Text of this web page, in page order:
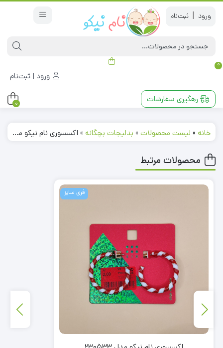
|
0
ورود | ثبت‌نام
رهگیری سفارشات 0
خانه » لیست محصولات » بدلیجات بچگانه » اکسسوری نام نیکو مدل 230663
محصولات مرتبط
فری سایز